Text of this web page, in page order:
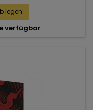
legen
verfügbar